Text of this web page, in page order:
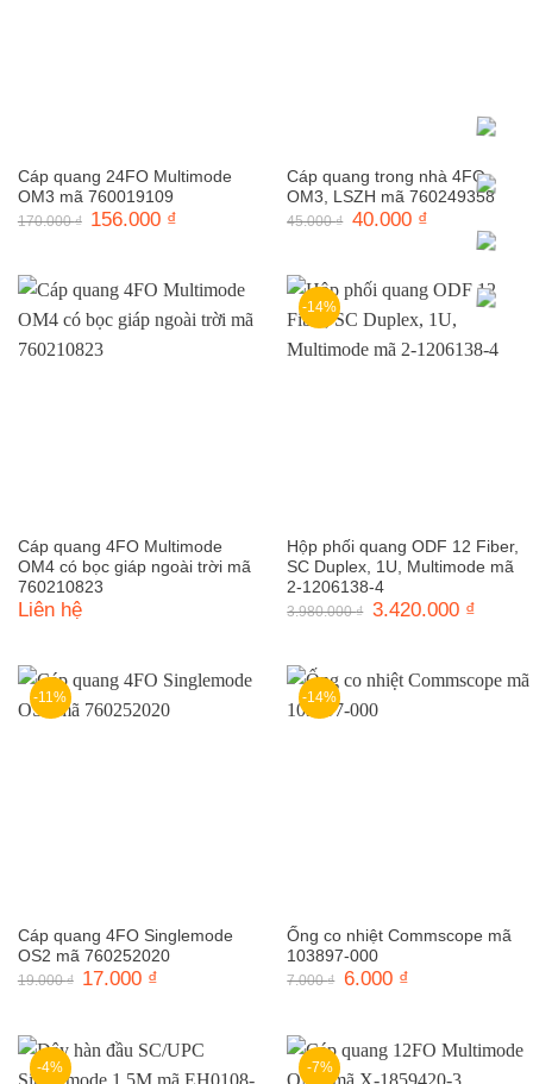
Cáp quang 24FO Multimode
OM3 mã 760019109
170.000₫ Giá
156.000 ₫
Cáp quang trong nhà 4FO,
OM3, LSZH mã 760249358
45.000₫ Giá
40.000 ₫
Cáp quang 4FO Multimode
OM4 có bọc giáp ngoài trời mã
760210823
Liên hệ
-14%
Hộp phối quang ODF 12 Fiber,
SC Duplex, 1U, Multimode mã
2-1206138-4
3.980.000₫
Giá
gốc
3.420.000 ₫
-11%
Cáp quang 4FO Singlemode
OS2 mã 760252020
19.000₫ Giá
17.000 ₫
-14%
Ống co nhiệt Commscope mã
103897-000
7.000₫ Giá
6.000 ₫
-4% -7%